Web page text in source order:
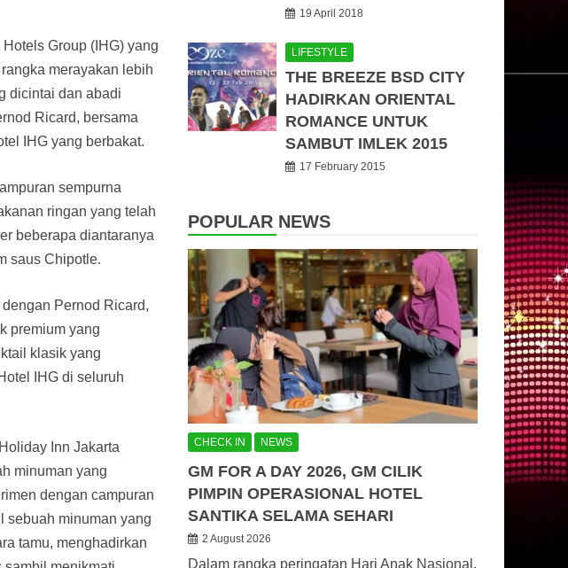
Group (IHG) yang
merayakan lebih
dicintai dan abadi
Ricard, bersama
IHG yang berbakat.
sempurna
ringan yang telah
beberapa diantaranya
saus Chipotle.
Pernod Ricard,
premium yang
klasik yang
IHG di seluruh
Inn Jakarta
minuman yang
dengan campuran
sebuah minuman yang
tamu, menghadirkan
19 April 2018
LIFESTYLE
THE BREEZE BSD CITY
HADIRKAN ORIENTAL
ROMANCE UNTUK
SAMBUT IMLEK 2015
17 February 2015
POPULAR NEWS
CHECK IN NEWS
GM FOR A DAY 2026, GM CILIK
PIMPIN OPERASIONAL HOTEL
SANTIKA SELAMA SEHARI
2 August 2026
Dalam rangka peringatan Hari Anak Nasional,